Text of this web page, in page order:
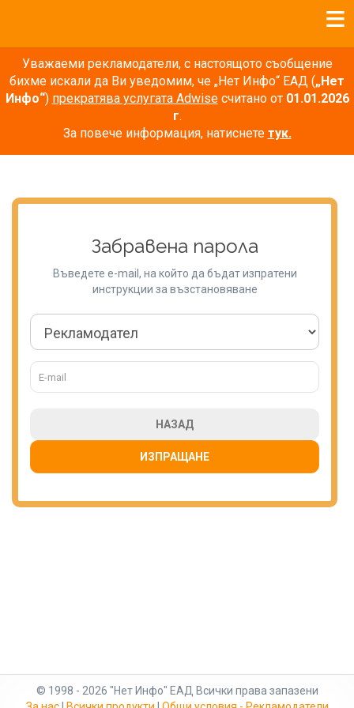
Уважаеми рекламодатели, с настоящото съобщение
бихме искали да Ви уведомим, че „Нет Инфо“ ЕАД („Нет
Инфо“) прекратява услугата Adwiseсчитано от 01.01.2026
г.
За повече информация, натиснете тук.
Забравена парола
Въведете e-mail, на който да бъдат изпратени
инструкции за възстановяване
НАЗАД
ИЗПРАЩАНЕ
© 1998 - 2026 "Нет Инфо" ЕАД Всички права запазени